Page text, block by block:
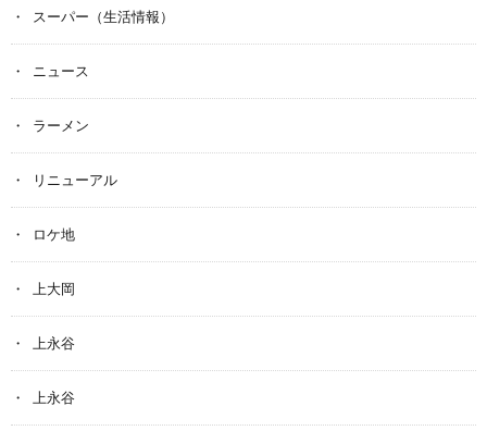
スーパー（生活情報）
ニュース
ラーメン
リニューアル
ロケ地
上大岡
上永谷
上永谷